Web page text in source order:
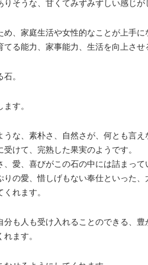
そうな、甘くてみずみずしい感じが
、家庭生活や女性的なことが上手に
る能力、家事能力、生活を向上させ
。
す。
な、素朴さ、自然さが、何とも言え
けて、完熟した果実のようです。
愛、喜びがこの石の中には詰まっ
の愛、惜しげもない奉仕といった、
れます。
も人も受け入れることのできる、豊
ます。